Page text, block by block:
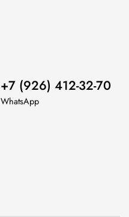
+7 (926) 412-32-70
WhatsApp